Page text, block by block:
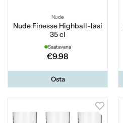
Nude
Nude Finesse Highball-lasi
35 cl
Saatavana
€9.98
Osta